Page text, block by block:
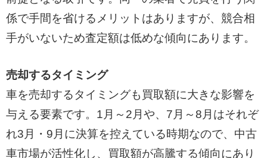
係で手間を省けるメリットはありますが、競合相
手がいないため査定額は低めな傾向にあります。
売却するタイミング
車を売却するタイミングも買取額に大きな影響を
与える要素です。1月～2月や、7月～8月はそれぞ
れ3月・9月に決算を控えている時期なので、中古
車市場が活性化し、買取額が高騰する傾向にあり